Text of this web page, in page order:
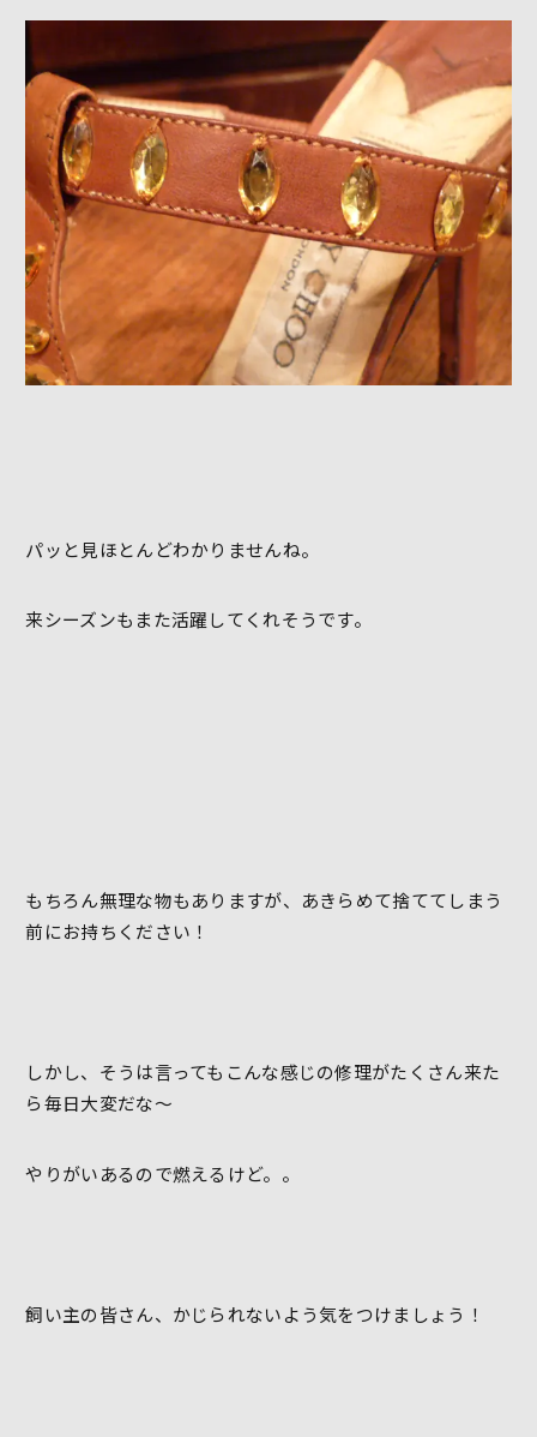
パッと見ほとんどわかりませんね。
来シーズンもまた活躍してくれそうです。
もちろん無理な物もありますが、あきらめて捨ててしまう
前にお持ちください！
しかし、そうは言ってもこんな感じの修理がたくさん来た
ら毎日大変だな～
やりがいあるので燃えるけど。。
飼い主の皆さん、かじられないよう気をつけましょう！